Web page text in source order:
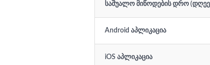
საშუალო მიწოდების დრო
Android აპლიკაცია
iOS აპლიკაცია